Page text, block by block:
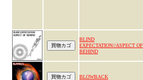
BLIND
EXPECTATION//ASPECT OF
BEHIND
BLOWBACK